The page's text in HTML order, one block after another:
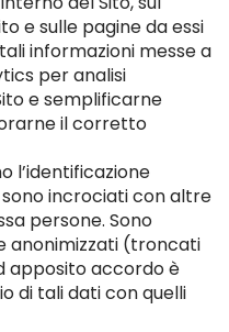
e sulle pagine da essi
informazioni messe a
per analisi
e semplificarne
il corretto
l’identificazione
incrociati con altre
persone. Sono
anonimizzati (troncati
apposito accordo è
di tali dati con quelli